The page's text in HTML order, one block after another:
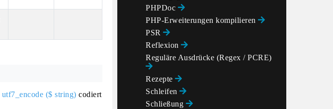
utf7_encode ($ string) codiert
PHPDoc
PHP-Erweiterungen kompilieren
PSR
Reflexion
Reguläre Ausdrücke (Regex / PCRE)
Rezepte
Schleifen
Schließung